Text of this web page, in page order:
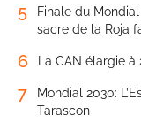
5
Finale du
sacre de la Roja
6 La CAN élargie
7
Mondial 2030:
Tarascon